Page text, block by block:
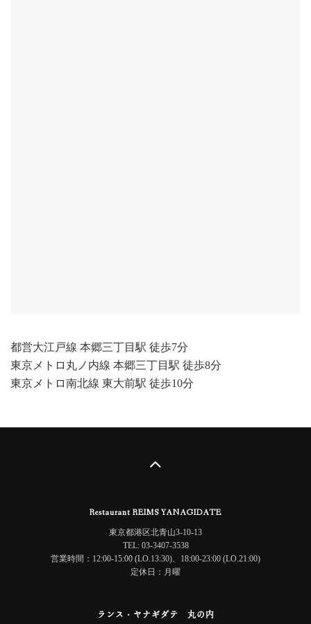
都営大江戸線 本郷三丁目駅 徒歩7分
東京メトロ丸ノ内線 本郷三丁目駅 徒歩8分
東京メトロ南北線 東大前駅 徒歩10分
Restaurant REIMS YANAGIDATE
東京都港区北青山3-10-13
TEL: 03-3407-3538
営業時間：12:00-15:00 (LO.13:30)、18:00-23:00 (LO.21:00)
定休日：月曜
ランス・ヤナギダテ 丸の内